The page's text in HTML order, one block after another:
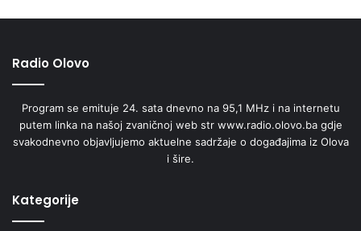
Radio Olovo
Program se emituje 24. sata dnevno na 95,1 MHz i na internetu
putem linka na našoj zvaničnoj web str www.radio.olovo.ba gdje
svakodnevno objavljujemo aktuelne sadržaje o događajima iz Olova
i šire.
Kategorije